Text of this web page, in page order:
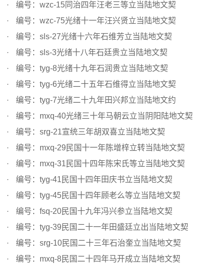
编号：wzc-15同治四年汪老三等立当陆地文契
编号：wzc-75光绪十一年汪兴贤立当陆地文契
编号：sls-27光绪十六年石维芳立当陆地文契
编号：sls-3光绪十八年石廷贵立当陆地文契
编号：tyg-8光绪十九年石润贵立当陆地文契
编号：tyg-6光绪二十五年石维得立当陆地文契
编号：tyg-7光绪二十九年田兴邦立当陆地文约
编号：mxq-40光绪三十年马朝云立当阴阳陆地文契
编号：srg-21宣统三年胡双喜立当陆地文契
编号：mxq-29民国十一年陈增梓立转当陆地文契
编号：mxq-31民国十四年陈宋氏等立当陆地文契
编号：tyg-41民国十四年田庆书立当陆地文契
编号：tyg-45民国十四年顾老么等立当陆地文契
编号：fsq-20民国十九年冯兴参立当陆地文契
编号：tyg-39民国二十一年田盛廷立出当陆地文契
编号：srg-10民国二十三年石治奎立当陆地文契
编号：mxq-8民国二十四年马开成立当陆地文契